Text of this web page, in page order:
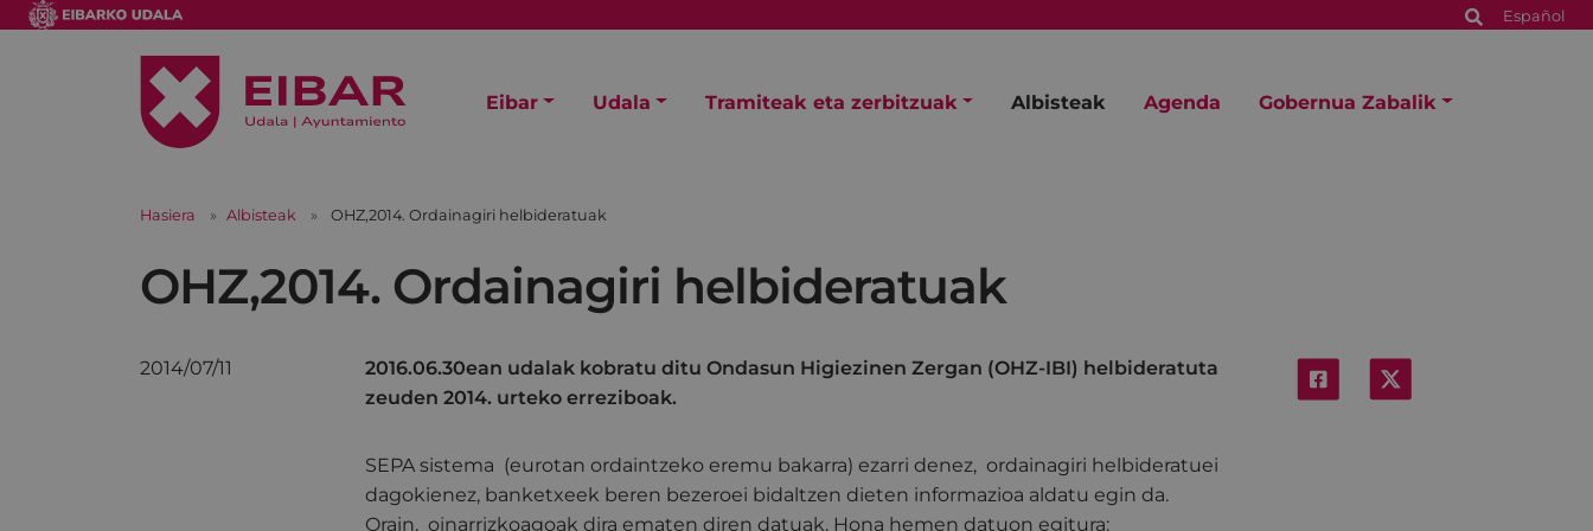
Español
Eibar Udala Tramiteak eta zerbitzuak Albisteak Agenda Gobernua Zabalik
Hasiera Albisteak OHZ,2014. Ordainagiri helbideratuak
OHZ,2014. Ordainagiri helbideratuak
2014/07/11
2016.06.30ean udalak kobratu ditu Ondasun Higiezinen Zergan (OHZ-IBI) helbideratuta
zeuden 2014. urteko erreziboak.
SEPA sistema (eurotan ordaintzeko eremu bakarra) ezarri denez, ordainagiri helbideratuei
dagokienez, banketxeek beren bezeroei bidaltzen dieten informazioa aldatu egin da.
Orain, oinarrizkoagoak dira ematen diren datuak. Hona hemen datuon egitura: